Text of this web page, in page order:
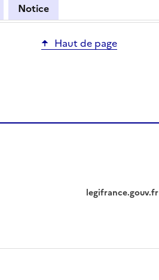
Notice
Haut de page
legifrance.gouv.fr